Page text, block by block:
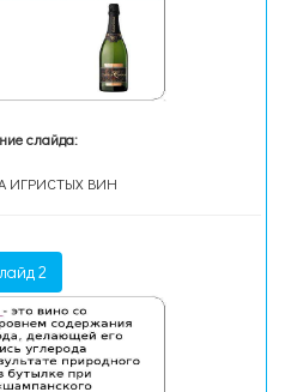
слайда:
ИГРИСТЫХ ВИН
2